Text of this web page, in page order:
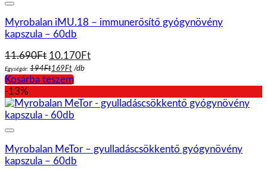
Myrobalan iMU.18 – immunerősítő gyógynövény
kapszula – 60db
11.690Ft Original
price
was:
10.170FtCurrent
Egységár: 194Ft169Ft /db
Kosárba teszem
-13%
Myrobalan MeTor – gyulladáscsökkentő gyógynövény
kapszula – 60db